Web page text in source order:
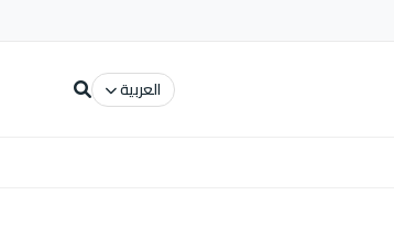
العربية